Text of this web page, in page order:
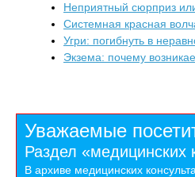
Неприятный сюрприз
Системная красная
Угри: погибнуть в
Экзема: почему
Уважаемые
Раздел «медицинских
В архиве медицинских